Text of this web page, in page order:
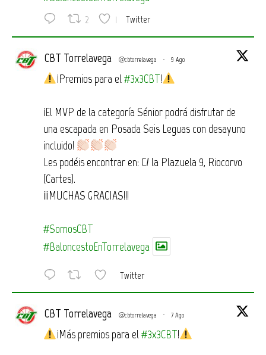
2 1 Twitter
CBT Torrelavega @cbtorrelavega · 9 Ago
¡Premios para el#3x3CBT!
¡El MVP de la categoría Sénior podrá disfrutar de
una escapada en Posada Seis Leguas con desayuno
incluido!
Les podéis encontrar en: C/ la Plazuela 9, Riocorvo
(Cartes).
¡¡¡MUCHAS GRACIAS!!!
#SomosCBT
#BaloncestoEnTorrelavega
Twitter
CBT Torrelavega @cbtorrelavega · 7 Ago
¡Más premios para el#3x3CBT!